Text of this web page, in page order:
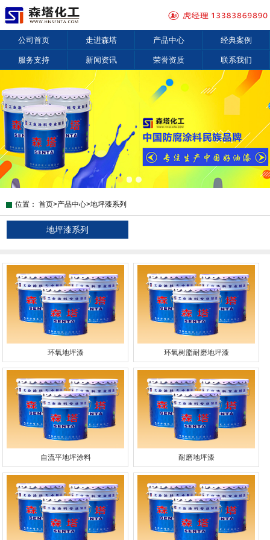
公司首页 走进森塔 产品中心 经典案例
服务支持 新闻资讯 荣誉资质 联系我们
位置： 首页>产品中心>地坪漆系列
地坪漆系列
环氧地坪漆 环氧树脂耐磨地坪漆
自流平地坪涂料 耐磨地坪漆